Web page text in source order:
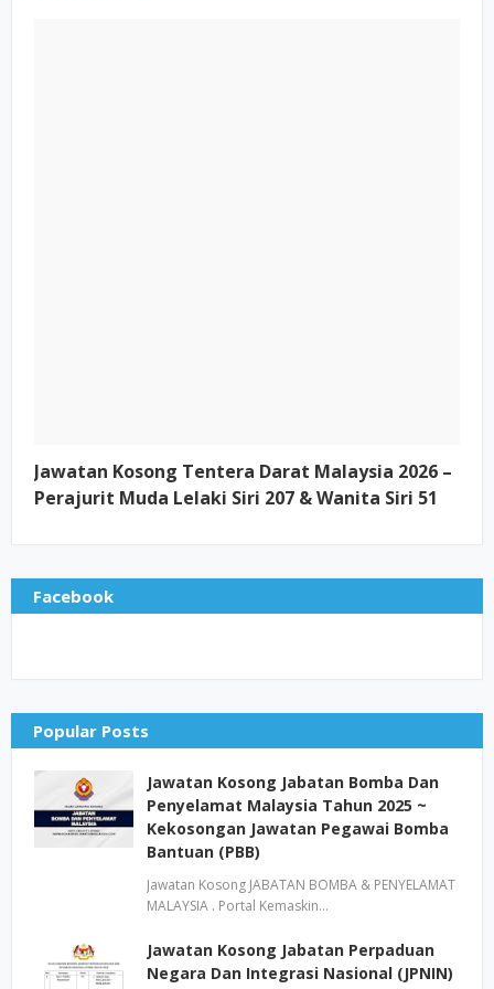
Jawatan Kosong Tentera Darat Malaysia 2026 –
Perajurit Muda Lelaki Siri 207 & Wanita Siri 51
Facebook
Popular Posts
Jawatan Kosong Jabatan Bomba Dan
Penyelamat Malaysia Tahun 2025 ~
Kekosongan Jawatan Pegawai Bomba
Bantuan (PBB)
Jawatan Kosong JABATAN BOMBA & PENYELAMAT
MALAYSIA . Portal Kemaskin…
Jawatan Kosong Jabatan Perpaduan
Negara Dan Integrasi Nasional (JPNIN)